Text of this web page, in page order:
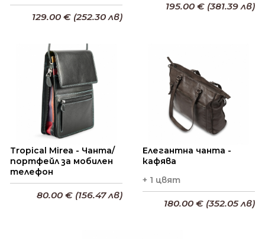
Добави в кошницата
129.00 € (252.30 лв)
195.00 € (381.39 лв)
Tropical Mirea - Чанта/
портфейл за мобилен
телефон
80.00 € (156.47 лв)
Елегантна чанта -
кафява
+ 1 цвят
180.00 € (352.05 лв)